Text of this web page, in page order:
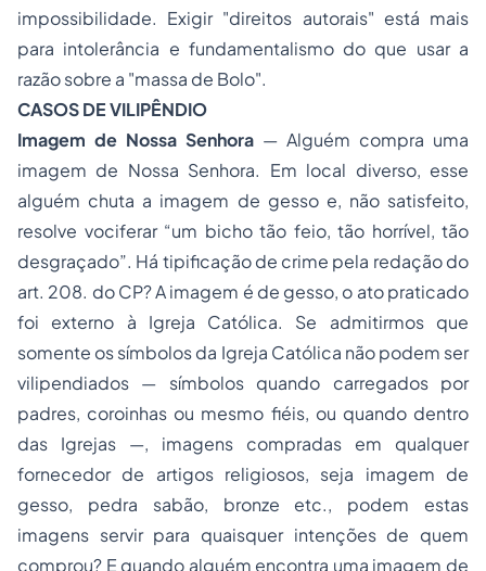
impossibilidade. Exigir "direitos autorais" está mais
para intolerância e fundamentalismo do que usar a
razão sobre a "massa de Bolo".
CASOS DE VILIPÊNDIO
Imagem de Nossa Senhora — Alguém compra uma
imagem de Nossa Senhora. Em local diverso, esse
alguém chuta a imagem de gesso e, não satisfeito,
resolve vociferar “um bicho tão feio, tão horrível, tão
desgraçado”. Há tipificação de crime pela redação do
art. 208. do CP? A imagem é de gesso, o ato praticado
foi externo à Igreja Católica. Se admitirmos que
somente os símbolos da Igreja Católica não podem ser
vilipendiados — símbolos quando carregados por
padres, coroinhas ou mesmo fiéis, ou quando dentro
das Igrejas —, imagens compradas em qualquer
fornecedor de artigos religiosos, seja imagem de
gesso, pedra sabão, bronze etc., podem estas
imagens servir para quaisquer intenções de quem
comprou? E quando alguém encontra uma imagem de